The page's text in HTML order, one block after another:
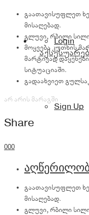
Login
Sign Up
გაათავისუფლეთ
მისაღებად.
გლუვი, რბილი
მოყვება კუთხის
მარტივად
სიტუაციაში.
გადაახვიეთ
არ არის მარაგში
Share
000
გაათავისუფლეთ
მისაღებად.
გლუვი, რბილი